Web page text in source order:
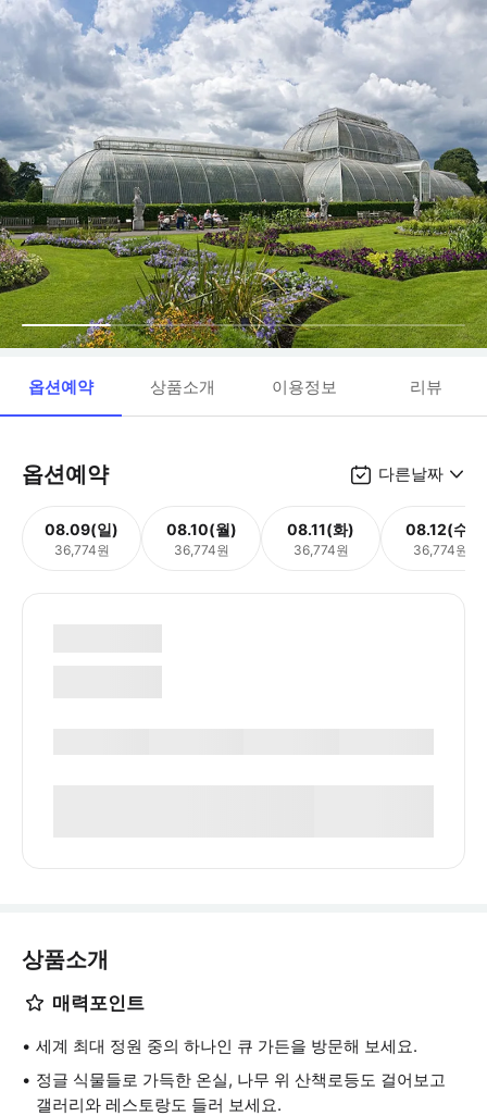
옵션예약 상품소개 이용정보 리뷰
옵션예약 다른날짜
08.09(일)
36,774원
08.10(월)
36,774원
08.11(화)
36,774원
08.12(수)
36,774원
상품소개
매력포인트
세계 최대 정원 중의 하나인 큐 가든을 방문해 보세요.
정글 식물들로 가득한 온실, 나무 위 산책로등도 걸어보고
갤러리와 레스토랑도 들러 보세요.